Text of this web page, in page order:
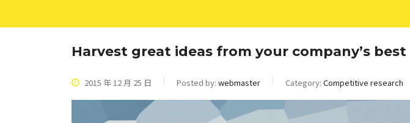
Harvest great ideas from your company’s best
2015 年 12 月 25 日 Posted by: webmaster Category: Competitive research